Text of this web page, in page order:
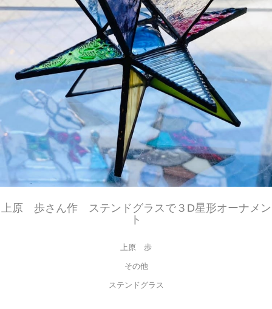
上原 歩さん作 ステンドグラスで３D星形オーナメン
ト
上原 歩
その他
ステンドグラス